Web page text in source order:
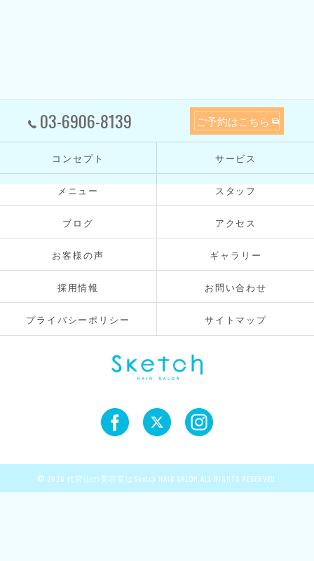
03-6906-8139 ご予約はこちら
コンセプト サービス
メニュー スタッフ
ブログ アクセス
お客様の声 ギャラリー
採用情報 お問い合わせ
プライバシーポリシー サイトマップ
© 2026 代官山の美容室はSketch HAIR SALON ALL RIGHTS RESERVED.